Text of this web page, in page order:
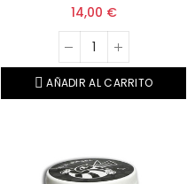
14,00 €
AÑADIR AL CARRITO